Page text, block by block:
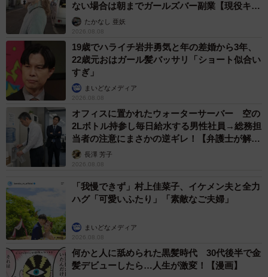
ない場合は朝までガールズバー副業【現役キャ
ストに取材】
たかなし 亜妖
2026.08.08
19歳でハライチ岩井勇気と年の差婚から3年、
22歳元おはガール髪バッサリ「ショート似合い
すぎ」
まいどなメディア
2026.08.08
オフィスに置かれたウォーターサーバー 空の
2Lボトル持参し毎日給水する男性社員→総務担
当者の注意にまさかの逆ギレ！【弁護士が解
説】長澤 芳子
2026.08.08
「我慢できず」村上佳菜子、イケメン夫と全力
ハグ「可愛いふたり」「素敵なご夫婦」
まいどなメディア
2026.08.08
何かと人に舐められた黒髪時代 30代後半で金
髪デビューしたら…人生が激変！【漫画】